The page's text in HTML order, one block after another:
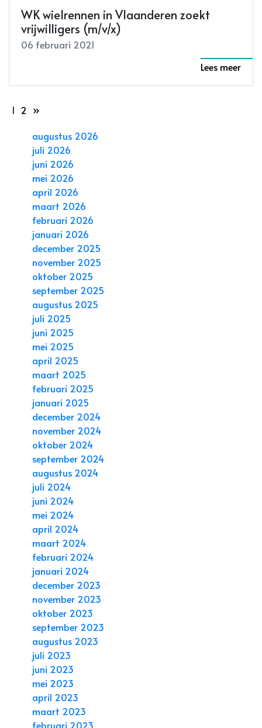
WK wielrennen in Vlaanderen zoekt
vrijwilligers (m/v/x)
06 februari 2021
Lees meer
1 2 »
augustus 2026
juli 2026
juni 2026
mei 2026
april 2026
maart 2026
februari 2026
januari 2026
december 2025
november 2025
oktober 2025
september 2025
augustus 2025
juli 2025
juni 2025
mei 2025
april 2025
maart 2025
februari 2025
januari 2025
december 2024
november 2024
oktober 2024
september 2024
augustus 2024
juli 2024
juni 2024
mei 2024
april 2024
maart 2024
februari 2024
januari 2024
december 2023
november 2023
oktober 2023
september 2023
augustus 2023
juli 2023
juni 2023
mei 2023
april 2023
maart 2023
februari 2023